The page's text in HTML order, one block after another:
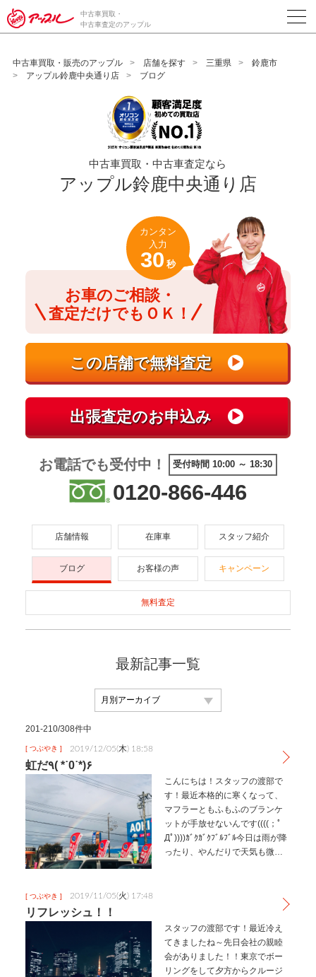
/*ABテスト_新規査定フォームの為のCVボタン*/
中古車買取・
中古車査定のアップル
中古車買取・販売のアップル 店舗を探す 三重県
鈴鹿市
アップル鈴鹿中央通り店
ブログ
中古車買取・中古車査定なら
アップル鈴鹿中央通り店
お車のご相談・
査定だけでもＯＫ！
カンタン
入力
30 秒
お電話でも受付中！ 受付時間 10:00 ～ 18:30
0120-866-446
店舗情報 在庫車 スタッフ紹介
ブログ お客様の声 キャンペーン
無料査定
最新記事一覧
201-210/308件中
[ つぶやき ] 2019/12/05(木) 18:58
虹だ٩( *˙0˙*)۶
こんにちは！スタッフの渡部で
す！最近本格的に寒くなって、
マフラーともふもふのブランケ
ットが手放せないんです((((；ﾟ
Дﾟ))))ｶﾞｸｶﾞｸﾌﾞﾙﾌﾞﾙ今日は雨が降
ったり、やんだりで天気も微妙
[ つぶやき ] 2019/11/05(火) 17:48
リフレッシュ！！
スタッフの渡部です！最近冷え
てきましたね～先日会社の親睦
会がありました！！東京でボー
リングをして夕方からクルージ